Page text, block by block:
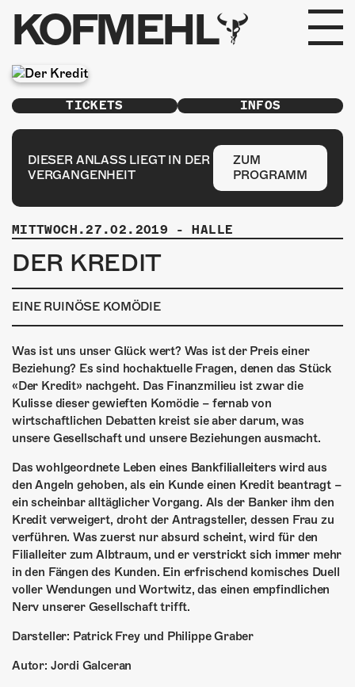
KOFMEHL
PROGRAMM
FABRIKGEFLÜSTER
GALERIE
FOTOGALERIE
PHOTOMAT
INFOS
KONTAKT
ÜBER UNS
GÖNNEREI
SHOP
MITMACHEN
TICKETS INFOS
DIESER ANLASS LIEGT IN DER
VERGANGENHEIT
ZUM
PROGRAMM
MITTWOCH.27.02.2019 - HALLE
DER KREDIT
EINE RUINÖSE KOMÖDIE
Was ist uns unser Glück wert? Was ist der Preis einer
Beziehung? Es sind hochaktuelle Fragen, denen das Stück
«Der Kredit» nachgeht. Das Finanzmilieu ist zwar die
Kulisse dieser gewieften Komödie – fernab von
wirtschaftlichen Debatten kreist sie aber darum, was
unsere Gesellschaft und unsere Beziehungen ausmacht.
Das wohlgeordnete Leben eines Bankfilialleiters wird aus
den Angeln gehoben, als ein Kunde einen Kredit beantragt –
ein scheinbar alltäglicher Vorgang. Als der Banker ihm den
Kredit verweigert, droht der Antragsteller, dessen Frau zu
verführen. Was zuerst nur absurd scheint, wird für den
Filialleiter zum Albtraum, und er verstrickt sich immer mehr
in den Fängen des Kunden. Ein erfrischend komisches Duell
voller Wendungen und Wortwitz, das einen empfindlichen
Nerv unserer Gesellschaft trifft.
Darsteller: Patrick Frey und Philippe Graber
Autor: Jordi Galceran